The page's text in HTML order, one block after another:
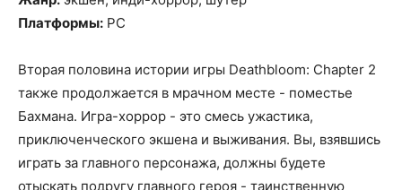
Платформы: PC
Вторая половина истории игры Deathbloom: Chapter 2
также продолжается в мрачном месте - поместье
Бахмана. Игра-хоррор - это смесь ужастика,
приключенческого экшена и выживания. Вы, взявшись
играть за главного персонажа, должны будете
отыскать подругу главного героя - таинственную